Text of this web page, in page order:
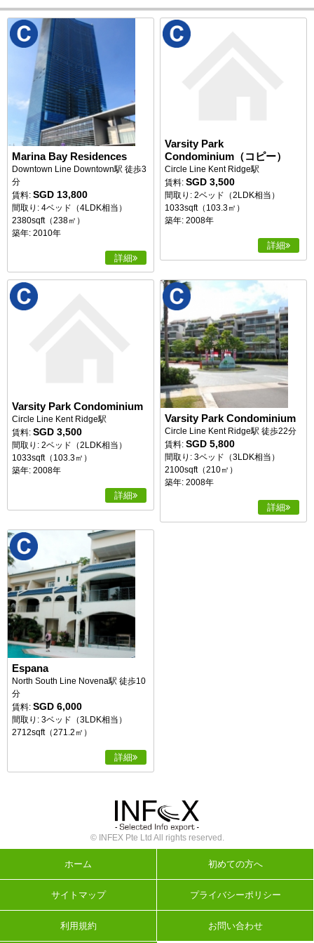
Marina Bay Residences
Downtown Line Downtown駅 徒歩3
分
賃料: SGD 13,800
間取り: 4ベッド（4LDK相当）
2380sqft（238㎡）
築年: 2010年
詳細
Varsity Park
Condominium（コピー）
Circle Line Kent Ridge駅
賃料:SGD 3,500
間取り: 2ベッド（2LDK相当）
1033sqft（103.3㎡）
築年: 2008年
詳細
Varsity Park Condominium
Circle Line Kent Ridge駅
賃料: SGD 3,500
間取り: 2ベッド（2LDK相当）
1033sqft（103.3㎡）
築年: 2008年
詳細
Varsity Park Condominium
Circle Line Kent Ridge駅 徒歩22分
賃料:SGD 5,800
間取り: 3ベッド（3LDK相当）
2100sqft（210㎡）
築年: 2008年
詳細
Espana
North South Line Novena駅 徒歩10
分
賃料: SGD 6,000
間取り: 3ベッド（3LDK相当）
2712sqft（271.2㎡）
詳細
© INFEX Pte Ltd All rights reserved.
ホーム 初めての方へ
サイトマップ プライバシーポリシー
利用規約 お問い合わせ